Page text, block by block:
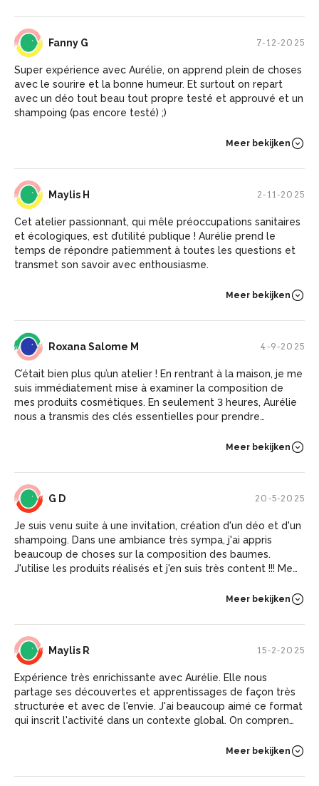
FG Fanny G 7-12-2025
Super expérience avec Aurélie, on apprend plein de choses
avec le sourire et la bonne humeur. Et surtout on repart
avec un déo tout beau tout propre testé et approuvé et un
shampoing (pas encore testé) ;)
Meer bekijken
MH Maylis H 2-11-2025
Cet atelier passionnant, qui mêle préoccupations sanitaires
et écologiques, est d’utilité publique ! Aurélie prend le
temps de répondre patiemment à toutes les questions et
transmet son savoir avec enthousiasme.
Meer bekijken
RS Roxana Salome M 4-9-2025
C’était bien plus qu’un atelier ! En rentrant à la maison, je me
suis immédiatement mise à examiner la composition de
mes produits cosmétiques. En seulement 3 heures, Aurélie
nous a transmis des clés essentielles pour prendre
quotidiennement. On devrait avoir des ateliers comme
cosmétiques de la même façon. Merci Aurélie pour tes
conseils précieux et ton partage inspirant !
Meer bekijken
GD G D 20-5-2025
Je suis venu suite à une invitation, création d'un déo et d'un
shampoing. Dans une ambiance très sympa, j'ai appris
beaucoup de choses sur la composition des baumes.
J'utilise les produits réalisés et j'en suis très content !!! Merci
Meer bekijken
MR Maylis R 15-2-2025
Expérience très enrichissante avec Aurélie. Elle nous
partage ses découvertes et apprentissages de façon très
structurée et avec de l'envie. J'ai beaucoup aimé ce format
qui inscrit l'activité dans un contexte global. On comprend
Meer bekijken